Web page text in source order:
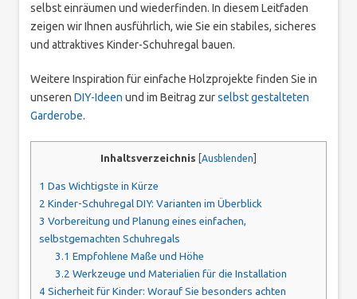
selbst einräumen und wiederfinden. In diesem Leitfaden
zeigen wir Ihnen ausführlich, wie Sie ein stabiles, sicheres
und attraktives Kinder-Schuhregal bauen.
Weitere Inspiration für einfache Holzprojekte finden Sie in
unseren DIY-Ideen und im Beitrag zurselbst gestalteten
Garderobe.
Inhaltsverzeichnis [Ausblenden
1 Das Wichtigste in Kürze
2 Kinder-Schuhregal DIY: Varianten im Überblick
3 Vorbereitung und Planung eines einfachen,
selbstgemachten Schuhregals
3.1 Empfohlene Maße und Höhe
3.2 Werkzeuge und Materialien für die Installation
4 Sicherheit für Kinder: Worauf Sie besonders achten